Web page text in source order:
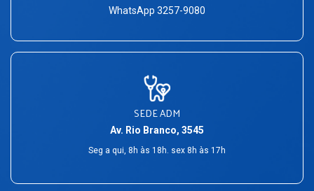
WhatsApp 3257-9080
SEDE ADM
Av. Rio Branco, 3545
Seg a qui, 8h às 18h. sex 8h às 17h